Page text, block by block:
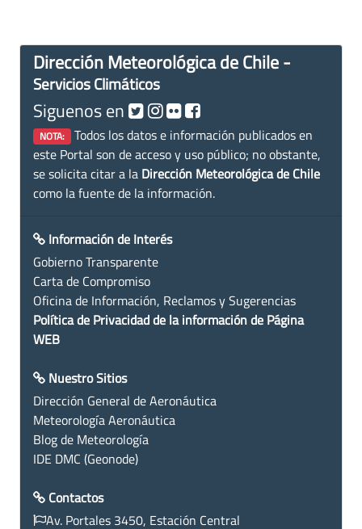
Dirección Meteorológica de Chile -
Servicios Climáticos
Siguenos en
NOTA: Todos los datos e información publicados en
este Portal son de acceso y uso público; no obstante,
se solicita citar a la Dirección Meteorológica de Chile
como la fuente de la información.
Información de Interés
Gobierno Transparente
Carta de Compromiso
Oficina de Información, Reclamos y Sugerencias
Política de Privacidad de la información de Página
WEB
Nuestro Sitios
Dirección General de Aeronáutica
Meteorología Aeronáutica
Blog de Meteorología
IDE DMC (Geonode)
Contactos
Av. Portales 3450, Estación Central